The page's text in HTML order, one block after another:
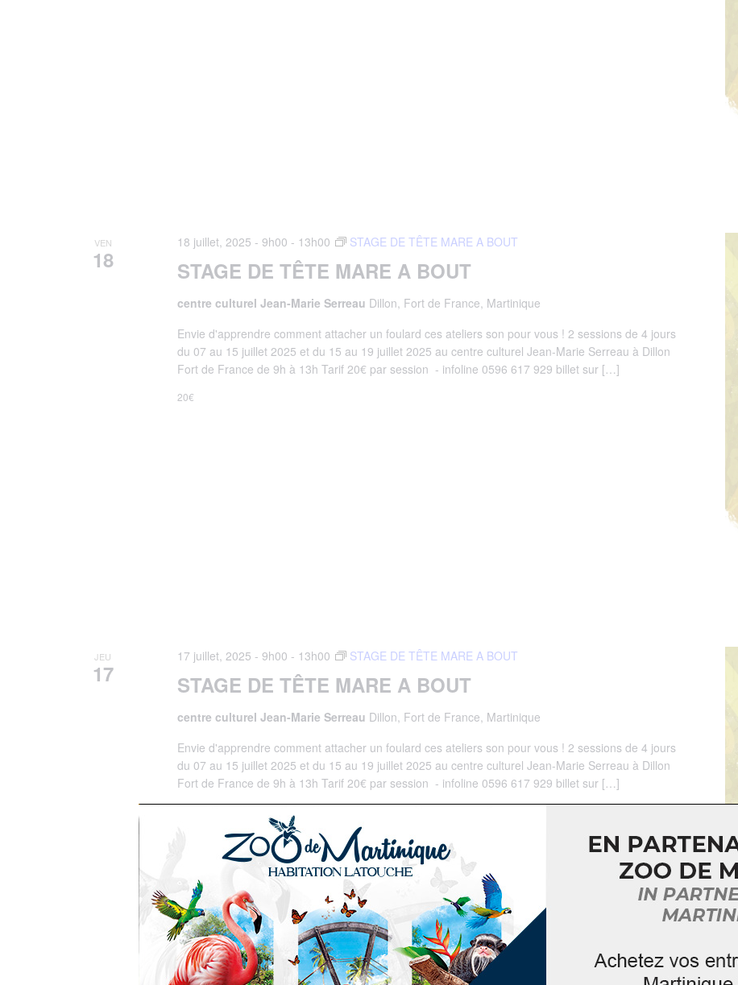
VEN
18 STAGE DE TÊTE MARE A BOUT
18 juillet, 2025 - 9h00 - 13h00 STAGE DE TÊTE MARE A BOUT
centre culturel Jean-Marie Serreau Dillon, Fort de France, Martinique
Envie d'apprendre comment attacher un foulard ces ateliers son pour vous ! 2 sessions de 4 jours
du 07 au 15 juillet 2025 et du 15 au 19 juillet 2025 au centre culturel Jean-Marie Serreau à Dillon
Fort de France de 9h à 13h Tarif 20€ par session - infoline 0596 617 929 billet sur […]
20€
JEU
17 STAGE DE TÊTE MARE A BOUT
17 juillet, 2025 - 9h00 - 13h00 STAGE DE TÊTE MARE A BOUT
centre culturel Jean-Marie Serreau Dillon, Fort de France, Martinique
Envie d'apprendre comment attacher un foulard ces ateliers son pour vous ! 2 sessions de 4 jours
du 07 au 15 juillet 2025 et du 15 au 19 juillet 2025 au centre culturel Jean-Marie Serreau à Dillon
Fort de France de 9h à 13h Tarif 20€ par session - infoline 0596 617 929 billet sur […]